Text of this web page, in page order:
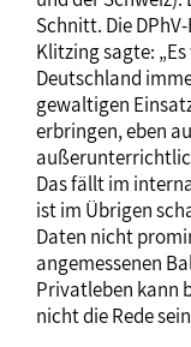
Schnitt. Die
Klitzing sagte:
Deutschland
gewaltigen
erbringen, eben
Das fällt im
ist im Übrigen
Daten nicht
angemessenen
Privatleben kann
nicht die Rede